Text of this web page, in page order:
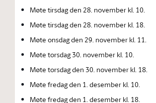
Møte tirsdag den 28. november kl. 10.
Møte tirsdag den 28. november kl. 18.
Møte onsdag den 29. november kl. 11.
Møte torsdag 30. november kl. 10.
Møte torsdag den 30. november kl. 18.
Møte fredag den 1. desember kl. 10.
Møte fredag den 1. desember kl. 18.